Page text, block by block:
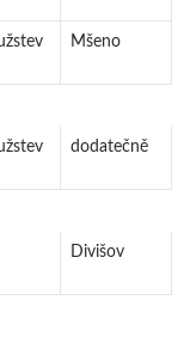
Mšeno
dodatečně
Divišov